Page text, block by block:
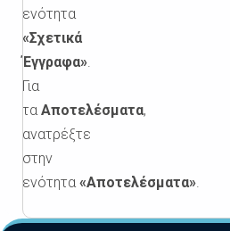
ενότητα
«Σχετικά
Έγγραφα».
Για
ταΑποτελέσματα,
ανατρέξτε
στην
ενότητα«Αποτελέσματα».